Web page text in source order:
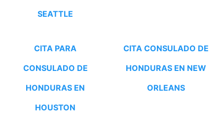
SEATTLE
CITA PARA
CONSULADO DE
HONDURAS EN
HOUSTON
CITA CONSULADO DE
HONDURAS EN NEW
ORLEANS